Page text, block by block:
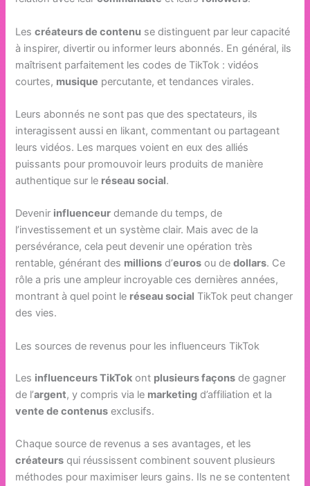
Lescréateurs de contenu se distinguent par leur capacité
à inspirer, divertir ou informer leurs abonnés. En général, ils
maîtrisent parfaitement les codes de TikTok : vidéos
courtes, musique percutante, et tendances virales.
Leurs abonnés ne sont pas que des spectateurs, ils
interagissent aussi en likant, commentant ou partageant
leurs vidéos. Les marques voient en eux des alliés
puissants pour promouvoir leurs produits de manière
authentique sur le réseau social.
Devenir influenceur demande du temps, de
l’investissement et un système clair. Mais avec de la
persévérance, cela peut devenir une opération très
rentable, générant des millions d’euros ou dedollars. Ce
rôle a pris une ampleur incroyable ces dernières années,
montrant à quel point le réseau social TikTok peut changer
des vies.
Les sources de revenus pour les influenceurs TikTok
Les influenceurs TikTok ont plusieurs façons de gagner
de l’argent, y compris via le marketing d’affiliation et la
vente de contenus exclusifs.
Chaque source de revenus a ses avantages, et les
créateurs qui réussissent combinent souvent plusieurs
méthodes pour maximiser leurs gains. Ils ne se contentent